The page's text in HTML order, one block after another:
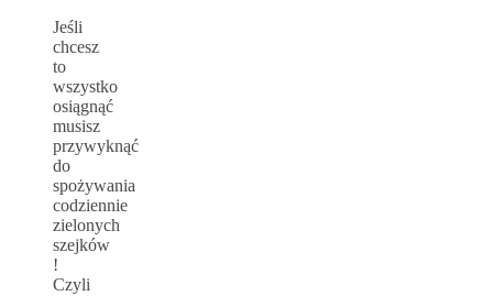
Jeśli
chcesz
to
wszystko
osiągnąć
musisz
przywyknąć
do
spożywania
codziennie
zielonych
szejków
!
Czyli